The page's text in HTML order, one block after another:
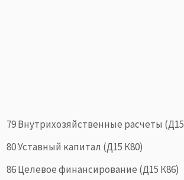
79 Внутрихозяйственные расчеты
80 Уставный капитал (Д15 К80)
86 Целевое финансирование (Д15 К86)